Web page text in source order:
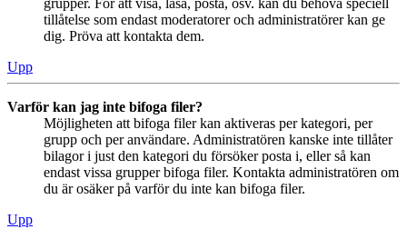
grupper. För att visa, läsa, posta, osv. kan du behöva speciell
tillåtelse som endast moderatorer och administratörer kan ge
dig. Pröva att kontakta dem.
Upp
Varför kan jag inte bifoga filer?
Möjligheten att bifoga filer kan aktiveras per kategori, per
grupp och per användare. Administratören kanske inte tillåter
bilagor i just den kategori du försöker posta i, eller så kan
endast vissa grupper bifoga filer. Kontakta administratören om
du är osäker på varför du inte kan bifoga filer.
Upp